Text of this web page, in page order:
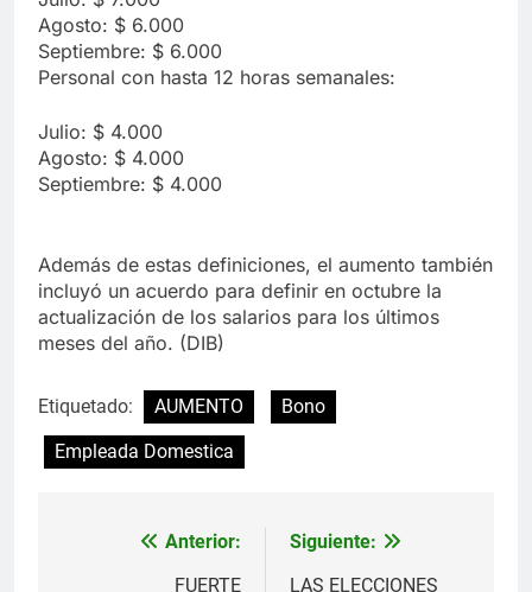
Agosto: $ 6.000
Septiembre: $ 6.000
Personal con hasta 12 horas semanales:
Julio: $ 4.000
Agosto: $ 4.000
Septiembre: $ 4.000
Además de estas definiciones, el aumento también
incluyó un acuerdo para definir en octubre la
actualización de los salarios para los últimos
meses del año. (DIB)
Etiquetado: AUMENTO
Bono
Empleada Domestica
Navegación
Anterior:
FUERTE
Siguiente:
LAS ELECCIONES